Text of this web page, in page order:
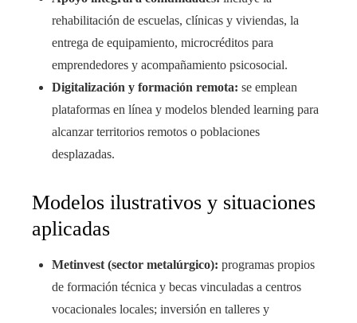
rehabilitación de escuelas, clínicas y viviendas, la
entrega de equipamiento, microcréditos para
emprendedores y acompañamiento psicosocial.
Digitalización y formación remota: se emplean
plataformas en línea y modelos blended learning para
alcanzar territorios remotos o poblaciones
desplazadas.
Modelos ilustrativos y situaciones
aplicadas
Metinvest (sector metalúrgico): programas propios
de formación técnica y becas vinculadas a centros
vocacionales locales; inversión en talleres y